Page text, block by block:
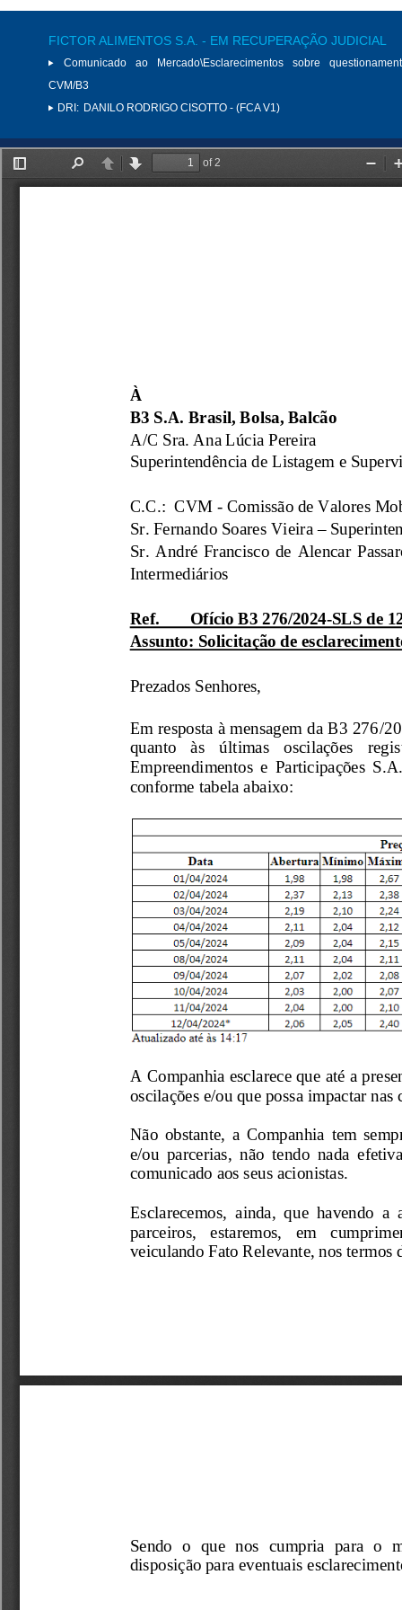
FICTOR ALIMENTOS S.A. - EM RECUPERAÇÃO JUDICIAL
Comunicado ao Mercado\Esclarecimentos sobre
CVM/B3
DRI: DANILO RODRIGO CISOTTO - (FCA V1)